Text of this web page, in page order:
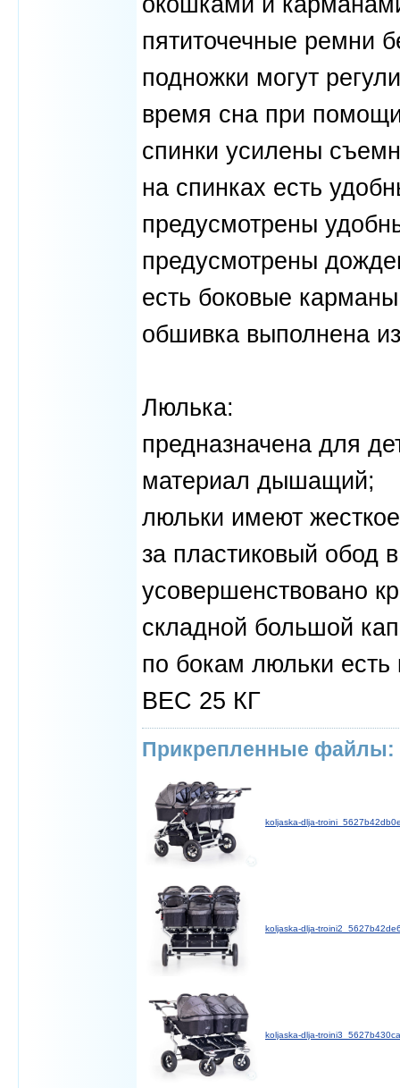
пятиточечные ремни
подножки могут
время сна при
спинки усилены
на спинках есть
предусмотрены
предусмотрены
есть боковые
обшивка выполнена
Люлька:
предназначена для
материал дышащий;
люльки имеют
за пластиковый обод
усовершенствовано
складной большой
по бокам люльки
ВЕС 25 КГ
Прикрепленные файлы:
koljaska-dlja-
koljaska-dlja-
koljaska-dlja-